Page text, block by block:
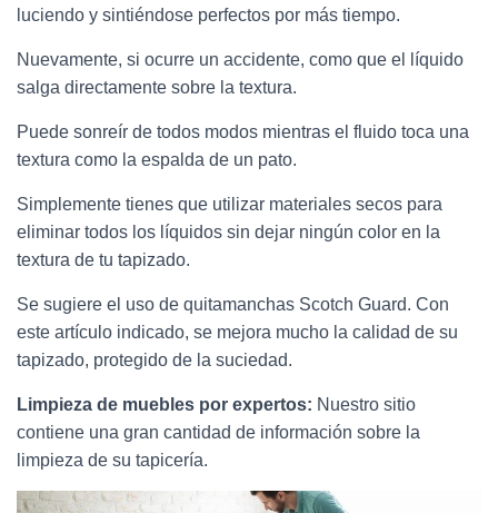
luciendo y sintiéndose perfectos por más tiempo.
Nuevamente, si ocurre un accidente, como que el líquido
salga directamente sobre la textura.
Puede sonreír de todos modos mientras el fluido toca una
textura como la espalda de un pato.
Simplemente tienes que utilizar materiales secos para
eliminar todos los líquidos sin dejar ningún color en la
textura de tu tapizado.
Se sugiere el uso de quitamanchas Scotch Guard. Con
este artículo indicado, se mejora mucho la calidad de su
tapizado, protegido de la suciedad.
Limpieza de muebles por expertos: Nuestro sitio
contiene una gran cantidad de información sobre la
limpieza de su tapicería.